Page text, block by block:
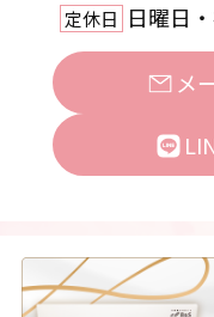
定休日 日曜日
メ